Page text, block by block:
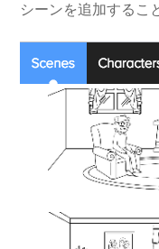
シーンを追加するこ